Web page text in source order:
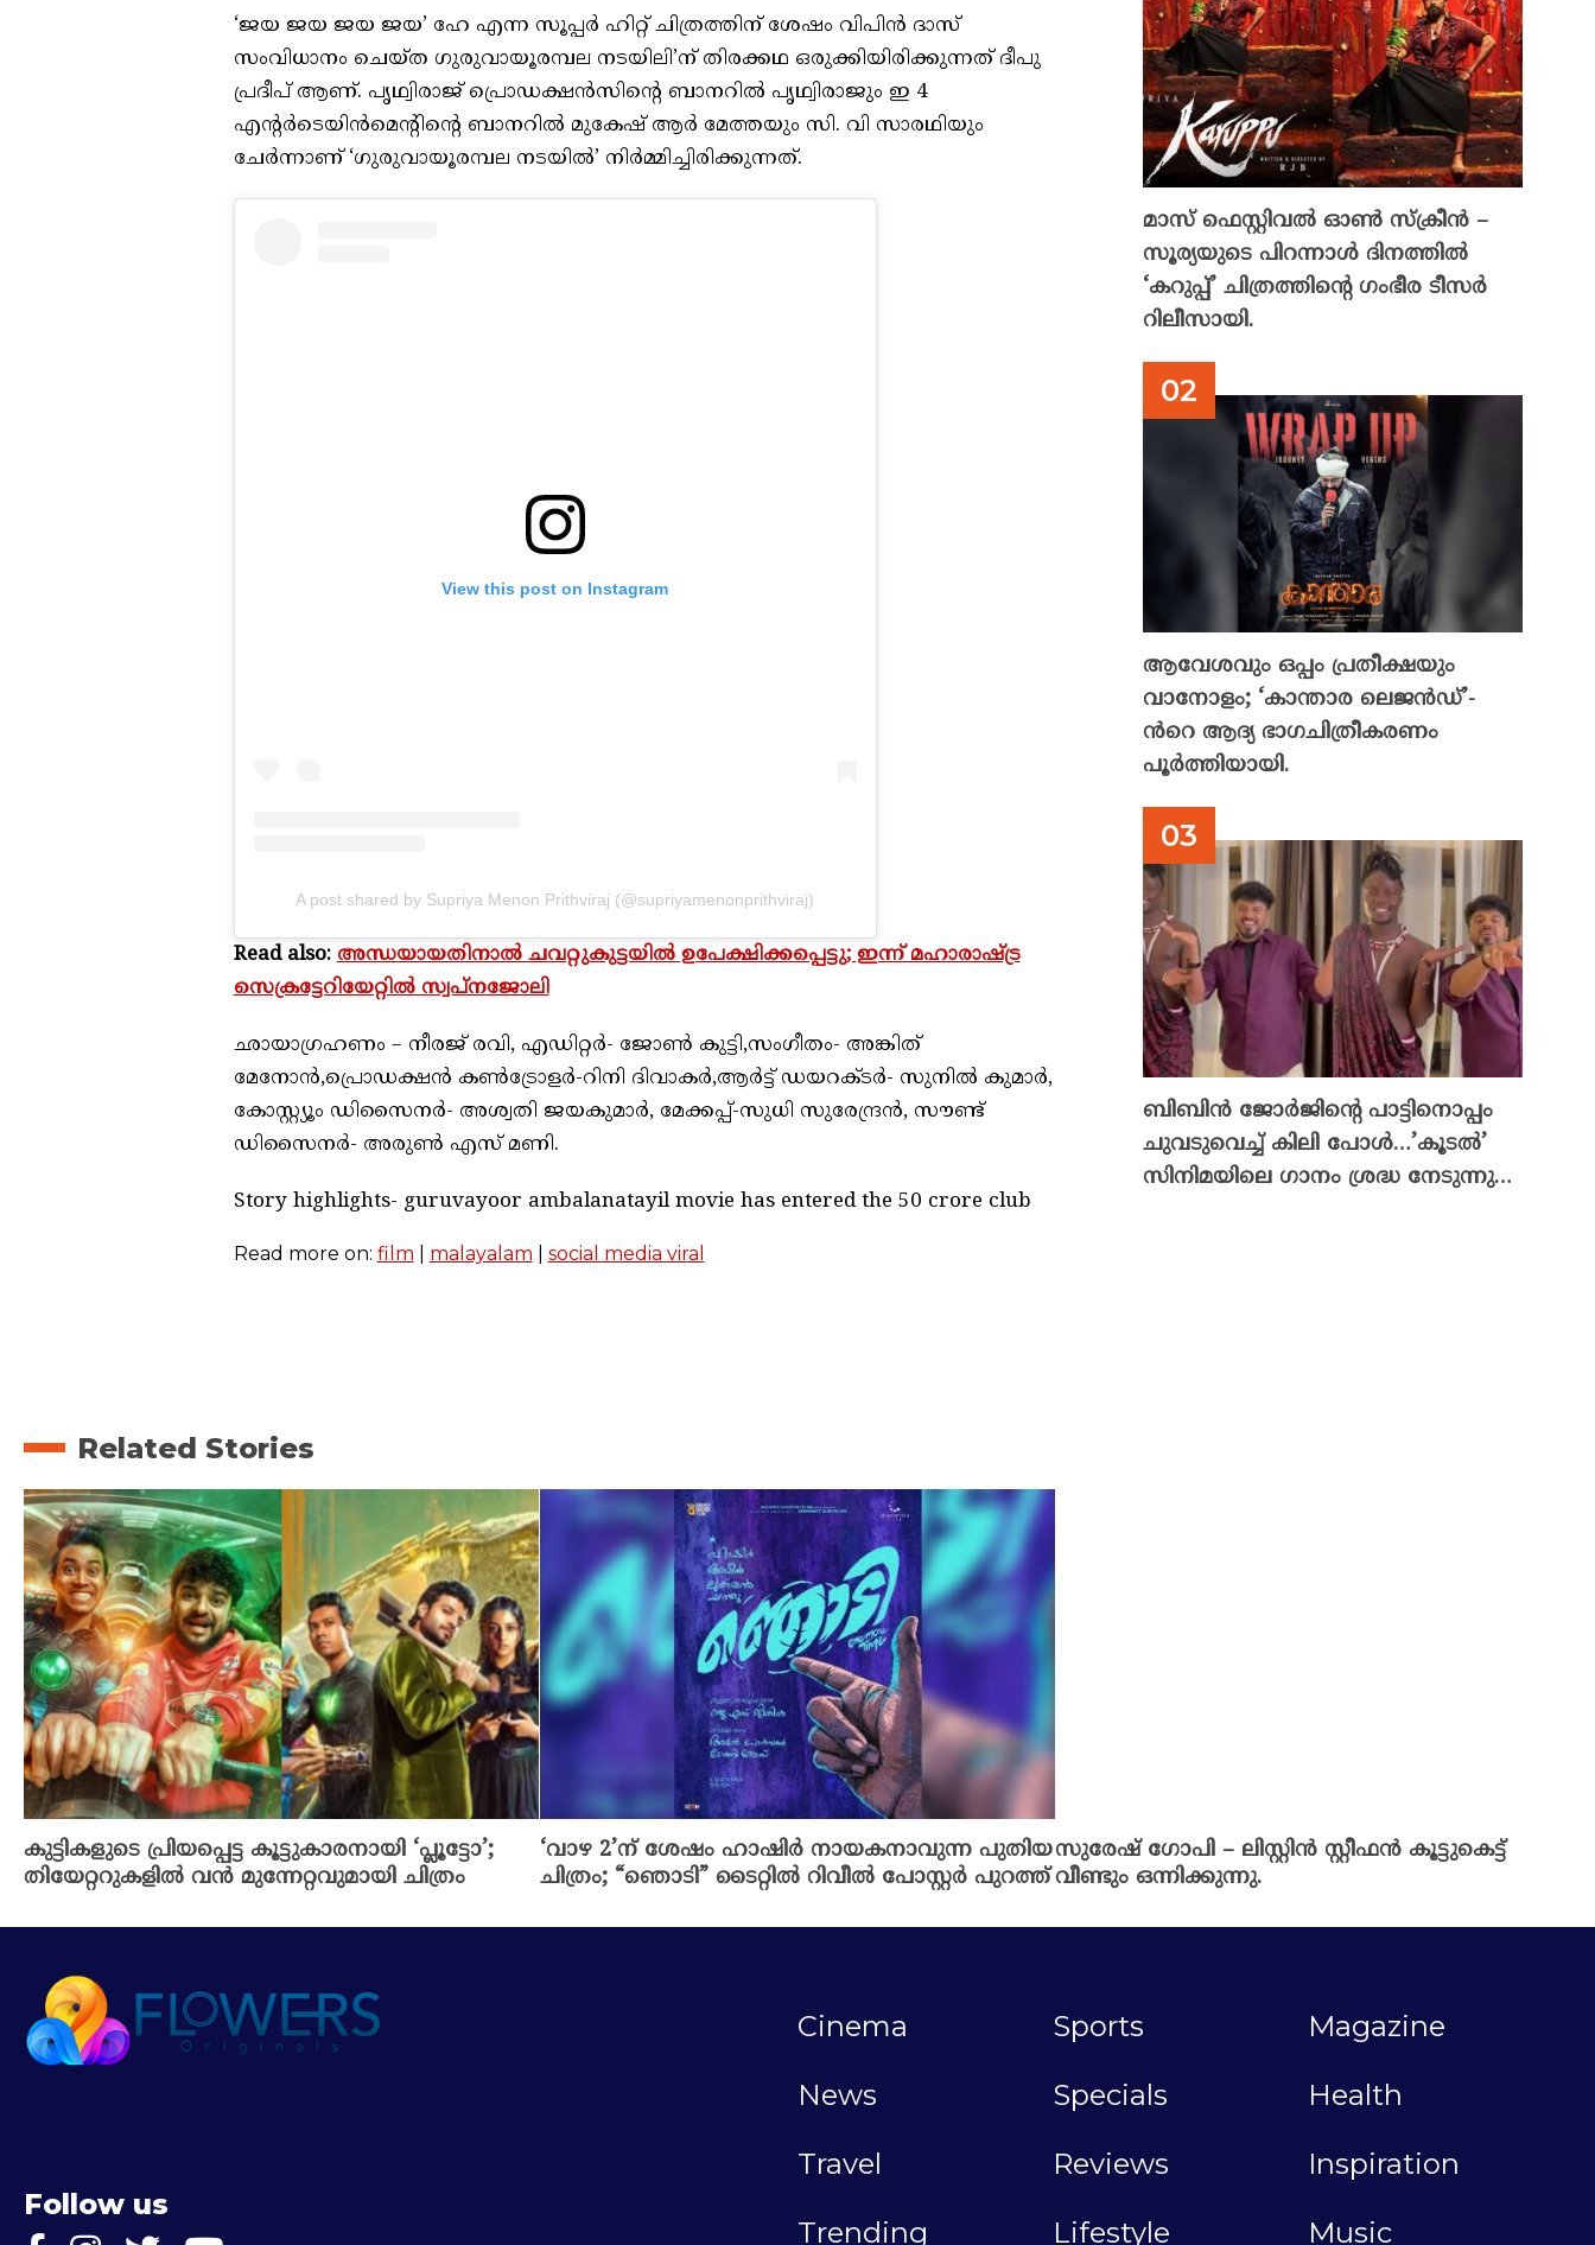
‘ജയ ജയ ജയ ജയ’ ഹേ എന്ന സൂപ്പർ ഹിറ്റ് ചിത്രത്തിന് ശേഷം വിപിൻ ദാസ്
സംവിധാനം ചെയ്‌ത ഗുരുവായൂരമ്പല നടയിലി’ന് തിരക്കഥ ഒരുക്കിയിരിക്കുന്നത് ദീപു
പ്രദീപ് ആണ്. പൃഥ്വിരാജ് പ്രൊഡക്ഷൻസിൻ്റെ ബാനറിൽ പൃഥ്വിരാജും ഇ 4
എന്റർടെയിൻമെന്റിന്റെ ബാനറിൽ മുകേഷ് ആർ മേത്തയും സി. വി സാരഥിയും
ചേർന്നാണ് ‘ഗുരുവായൂരമ്പല നടയിൽ’ നിർമ്മിച്ചിരിക്കുന്നത്.
View this post on Instagram
A post shared by Supriya Menon Prithviraj (@supriyamenonprithviraj)
Read also:അന്ധയായതിനാൽ ചവറ്റുകുട്ടയിൽ ഉപേക്ഷിക്കപ്പെട്ടു; ഇന്ന് മഹാരാഷ്ട്ര
സെക്രട്ടേറിയേറ്റിൽ സ്വപ്നജോലി
ഛായാഗ്രഹണം – നീരജ് രവി, എഡിറ്റര്‍- ജോണ്‍ കുട്ടി,സംഗീതം- അങ്കിത്
മേനോന്‍,പ്രൊഡക്ഷന്‍ കണ്‍ട്രോളര്‍-റിനി ദിവാകര്‍,ആര്‍ട്ട് ഡയറക്ടര്‍- സുനില്‍ കുമാര്‍,
കോസ്റ്റ്യൂം ഡിസൈനര്‍- അശ്വതി ജയകുമാര്‍, മേക്കപ്പ്-സുധി സുരേന്ദ്രന്‍, സൗണ്ട്
ഡിസൈനര്‍- അരുണ്‍ എസ് മണി.
Story highlights- guruvayoor ambalanatayil movie has entered the 50 crore club
Read more on: film malayalam social media viral
മാസ് ഫെസ്റ്റിവൽ ഓൺ സ്‌ക്രീൻ –
സൂര്യയുടെ പിറന്നാൾ ദിനത്തിൽ
‘കറുപ്പ്’ ചിത്രത്തിന്റെ ഗംഭീര ടീസർ
റിലീസായി.
ആവേശവും ഒപ്പം പ്രതീക്ഷയും
വാനോളം; ‘കാന്താര ലെജൻഡ്’-
ൻറെ ആദ്യ ഭാഗചിത്രീകരണം
പൂർത്തിയായി.
ബിബിൻ ജോർജിന്റെ പാട്ടിനൊപ്പം
ചുവടുവെച്ച് കിലി പോൾ…’കൂടൽ’
സിനിമയിലെ ഗാനം ശ്രദ്ധ നേടുന്നു…
Related Stories
കുട്ടികളുടെ പ്രിയപ്പെട്ട കൂട്ടുകാരനായി ‘പ്ലൂട്ടോ’;
തിയേറ്ററുകളിൽ വൻ മുന്നേറ്റവുമായി ചിത്രം
‘വാഴ 2’ന് ശേഷം ഹാഷിർ നായകനാവുന്ന പുതിയ
ചിത്രം; “ഞൊടി” ടൈറ്റിൽ റിവീൽ പോസ്റ്റർ പുറത്ത്
സുരേഷ് ഗോപി – ലിസ്റ്റിൻ സ്റ്റീഫൻ കൂട്ടുകെട്ട്
വീണ്ടും ഒന്നിക്കുന്നു.
Follow us
Cinema Sports
Magazine
News
Specials
Health
Travel
Reviews
Inspiration
Trending
Lifestyle Music